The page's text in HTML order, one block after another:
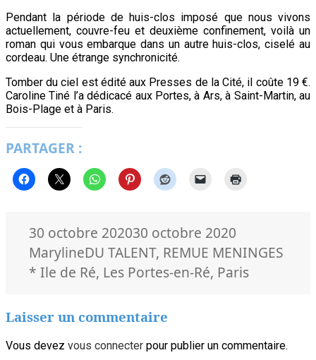
Pendant la période de huis-clos imposé que nous vivons
actuellement, couvre-feu et deuxième confinement, voilà un
roman qui vous embarque dans un autre huis-clos, ciselé au
cordeau. Une étrange synchronicité.
Tomber du ciel est édité aux Presses de la Cité, il coûte 19 €.
Caroline Tiné l’a dédicacé aux Portes, à Ars, à Saint-Martin, au
Bois-Plage et à Paris.
PARTAGER :
Publié
le
30 octobre 202030 octobre 2020
MarylineCatégories
DU TALENT, REMUE MENINGES
* Ile de Ré, Les Portes-en-Ré, Paris
Laisser un commentaire
Vous devez vous connecter pour publier un commentaire.